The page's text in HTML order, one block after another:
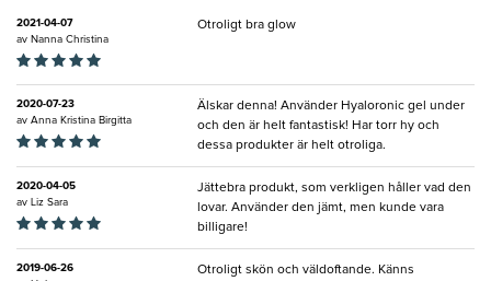
2021-04-07
av Nanna Christina
Otroligt bra glow
2020-07-23
av Anna Kristina Birgitta
Älskar denna! Använder Hyaloronic gel under
och den är helt fantastisk! Har torr hy och
dessa produkter är helt otroliga.
2020-04-05
av Liz Sara
Jättebra produkt, som verkligen håller vad den
lovar. Använder den jämt, men kunde vara
billigare!
2019-06-26
Otroligt skön och väldoftande. Känns